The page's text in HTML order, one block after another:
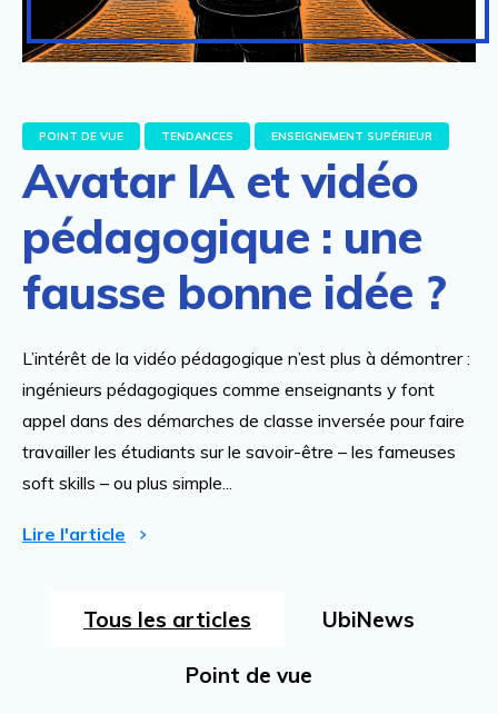
POINT DE VUE TENDANCES ENSEIGNEMENT SUPÉRIEUR
Avatar IA et vidéo
pédagogique : une
fausse bonne idée ?
L’intérêt de la vidéo pédagogique n’est plus à démontrer :
ingénieurs pédagogiques comme enseignants y font
appel dans des démarches de classe inversée pour faire
travailler les étudiants sur le savoir-être – les fameuses
soft skills – ou plus simple...
Lire l'article
Tous les articles UbiNews
Point de vue